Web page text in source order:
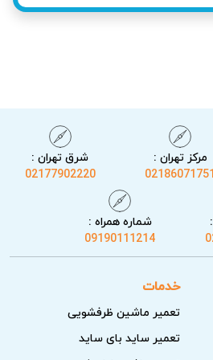
تعمیر یخچال اسنوا در ورامین
عیوب، تست عملکرد دستگاه پس از
خرابی از اولویت‌های اصلی است.
و با قطعات و تجهیزات استاندارد
ایمنی دستگاه
مرکز تهران :
02186071751
شرق تهران :
02177902220
شماره همراه :
09190111214
خدمات
تعمیر ماشین ظرفشویی
تعمیر ساید بای ساید